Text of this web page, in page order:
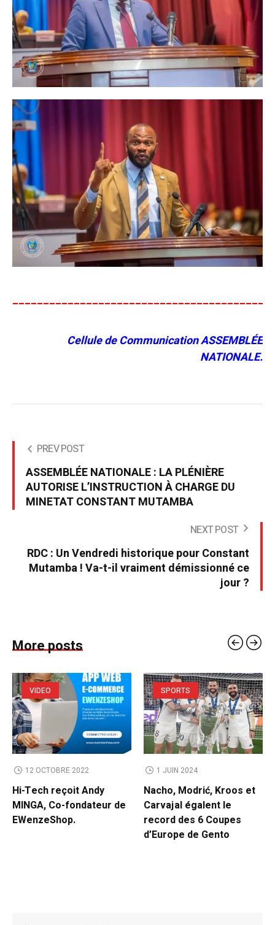
Cellule de Communication ASSEMBLÉE
NATIONALE.
PREV POST
ASSEMBLÉE NATIONALE : LA PLÉNIÈRE
AUTORISE L’INSTRUCTION À CHARGE DU
MINETAT CONSTANT MUTAMBA
NEXT POST
RDC : Un Vendredi historique pour Constant
Mutamba ! Va-t-il vraiment démissionné ce
jour ?
More posts
VIDEO
12 OCTOBRE 2022
Hi-Tech reçoit Andy
MINGA, Co-fondateur de
EWenzeShop.
SPORTS
1 JUIN 2024
Nacho, Modrić, Kroos et
Carvajal égalent le
record des 6 Coupes
d’Europe de Gento